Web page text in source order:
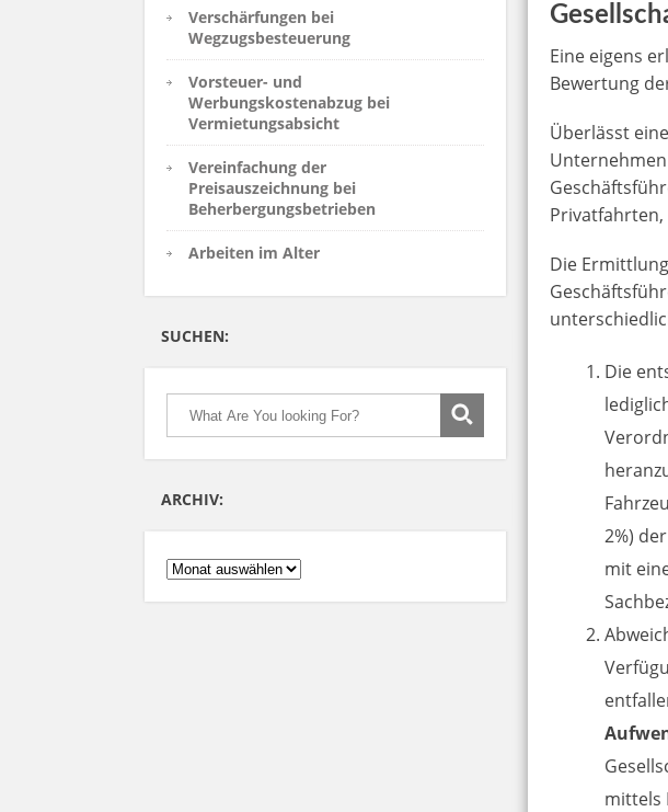
Verschärfungen bei
Wegzugsbesteuerung
Vorsteuer- und
Werbungskostenabzug bei
Vermietungsabsicht
Vereinfachung der
Preisauszeichnung bei
Beherbergungsbetrieben
Arbeiten im Alter
SUCHEN:
ARCHIV:
ARCHIV:
Eine eigens
Bewertung
Überlässt
Die
Die
2%)
mit
mittels